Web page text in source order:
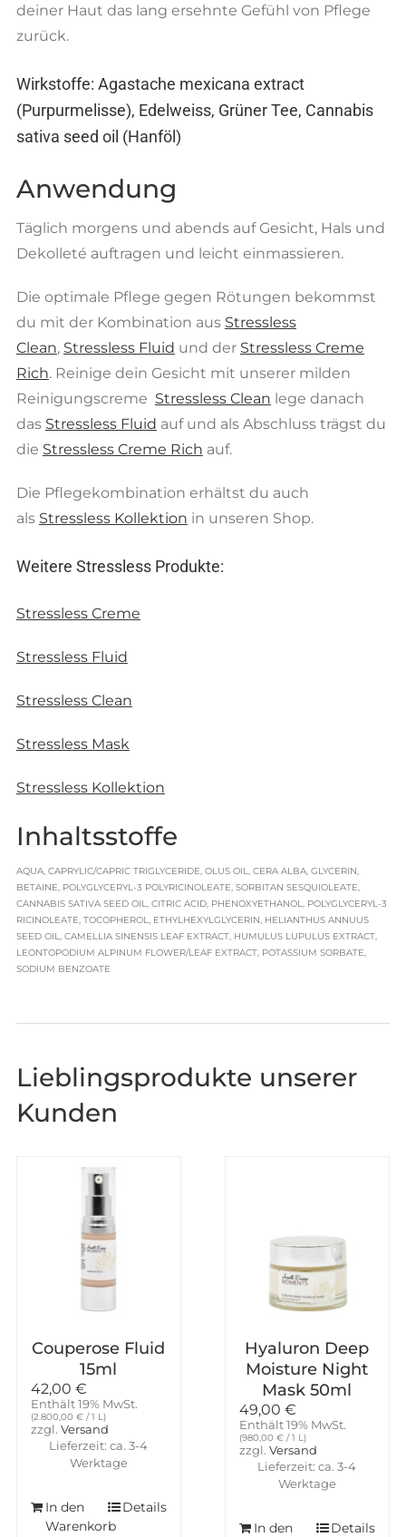
deiner Haut das lang ersehnte Gefühl von Pflege
zurück.
Wirkstoffe: Agastache mexicana extract
(Purpurmelisse), Edelweiss, Grüner Tee, Cannabis
sativa seed oil (Hanföl)
Anwendung
Täglich morgens und abends auf Gesicht, Hals und
Dekolleté auftragen und leicht einmassieren.
Die optimale Pflege gegen Rötungen bekommst
du mit der Kombination aus Stressless
Clean, Stressless Fluid und der Stressless Creme
Rich. Reinige dein Gesicht mit unserer milden
Reinigungscreme Stressless Clean lege danach
das Stressless Fluid auf und als Abschluss trägst du
die Stressless Creme Rich auf.
Die Pflegekombination erhältst du auch
als Stressless Kollektion in unseren Shop.
Weitere Stressless Produkte:
Stressless Creme
Stressless Fluid
Stressless Clean
Stressless Mask
Stressless Kollektion
Inhaltsstoffe
AQUA, CAPRYLIC/CAPRIC TRIGLYCERIDE, OLUS OIL, CERA ALBA, GLYCERIN,
BETAINE, POLYGLYCERYL-3 POLYRICINOLEATE, SORBITAN SESQUIOLEATE,
CANNABIS SATIVA SEED OIL, CITRIC ACID, PHENOXYETHANOL, POLYGLYCERYL-3
RICINOLEATE, TOCOPHEROL, ETHYLHEXYLGLYCERIN, HELIANTHUS ANNUUS
SEED OIL, CAMELLIA SINENSIS LEAF EXTRACT, HUMULUS LUPULUS EXTRACT,
LEONTOPODIUM ALPINUM FLOWER/LEAF EXTRACT, POTASSIUM SORBATE,
SODIUM BENZOATE
Lieblingsprodukte unserer
Kunden
Couperose Fluid
15ml
42,00 €
Enthält 19% MwSt.
(2.800,00 € / 1 L)
zzgl. Versand
Lieferzeit: ca. 3-4
Werktage
In den
Warenkorb
Details
Hyaluron Deep
Moisture Night
Mask 50ml
49,00 €
Enthält 19% MwSt.
(980,00 € / 1 L)
zzgl. Versand
Lieferzeit: ca. 3-4
Werktage
In den
Details